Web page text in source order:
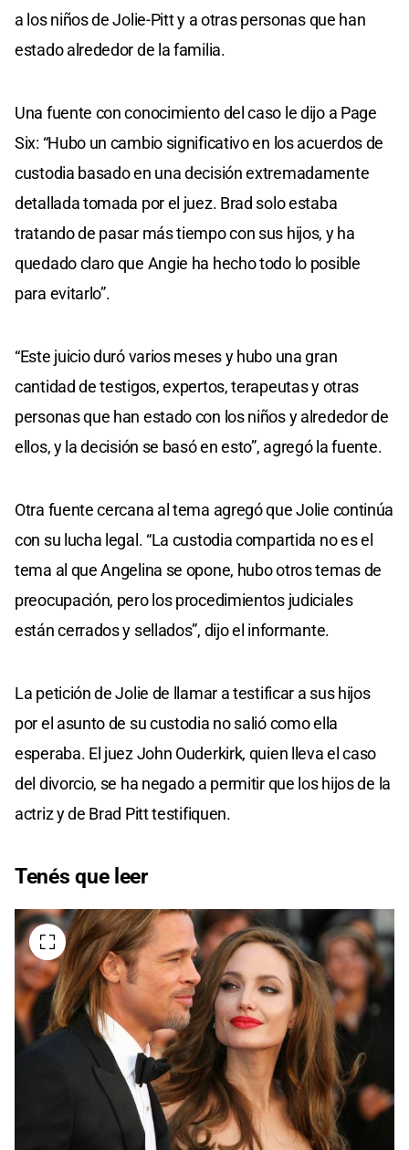
a los niños de Jolie-Pitt y a otras personas que han
estado alrededor de la familia.
Una fuente con conocimiento del caso le dijo a Page
Six: “Hubo un cambio significativo en los acuerdos de
custodia basado en una decisión extremadamente
detallada tomada por el juez. Brad solo estaba
tratando de pasar más tiempo con sus hijos, y ha
quedado claro que Angie ha hecho todo lo posible
para evitarlo”.
“Este juicio duró varios meses y hubo una gran
cantidad de testigos, expertos, terapeutas y otras
personas que han estado con los niños y alrededor de
ellos, y la decisión se basó en esto”, agregó la fuente.
Otra fuente cercana al tema agregó que Jolie continúa
con su lucha legal. “La custodia compartida no es el
tema al que Angelina se opone, hubo otros temas de
preocupación, pero los procedimientos judiciales
están cerrados y sellados”, dijo el informante.
La petición de Jolie de llamar a testificar a sus hijos
por el asunto de su custodia no salió como ella
esperaba. El juez John Ouderkirk, quien lleva el caso
del divorcio, se ha negado a permitir que los hijos de la
actriz y de Brad Pitt testifiquen.
Tenés que leer